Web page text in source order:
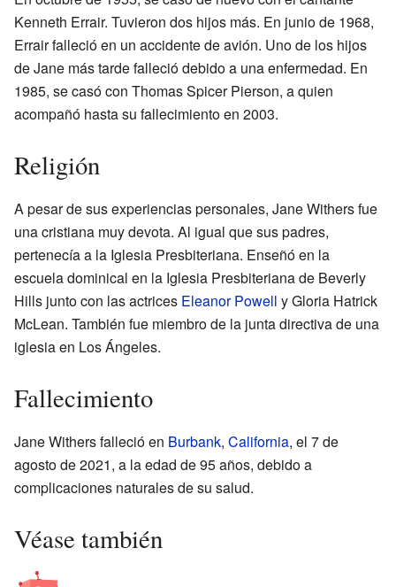
Kenneth Errair. Tuvieron dos hijos más. En junio de 1968,
Errair falleció en un accidente de avión. Uno de los hijos
de Jane más tarde falleció debido a una enfermedad. En
1985, se casó con Thomas Spicer Pierson, a quien
acompañó hasta su fallecimiento en 2003.
Religión
A pesar de sus experiencias personales, Jane Withers fue
una cristiana muy devota. Al igual que sus padres,
pertenecía a la Iglesia Presbiteriana. Enseñó en la
escuela dominical en la Iglesia Presbiteriana de Beverly
Hills junto con las actrices Eleanor Powell y Gloria Hatrick
McLean. También fue miembro de la junta directiva de una
iglesia en Los Ángeles.
Fallecimiento
Jane Withers falleció en Burbank, California, el 7 de
agosto de 2021, a la edad de 95 años, debido a
complicaciones naturales de su salud.
Véase también